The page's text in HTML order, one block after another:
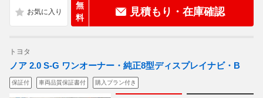
無
料
見積もり・在庫確認
トヨタ
ノア 2.0 S-G ワンオーナー・純正8型ディスプレイナビ・B
保証付 車両品質保証書付 購入プラン付き